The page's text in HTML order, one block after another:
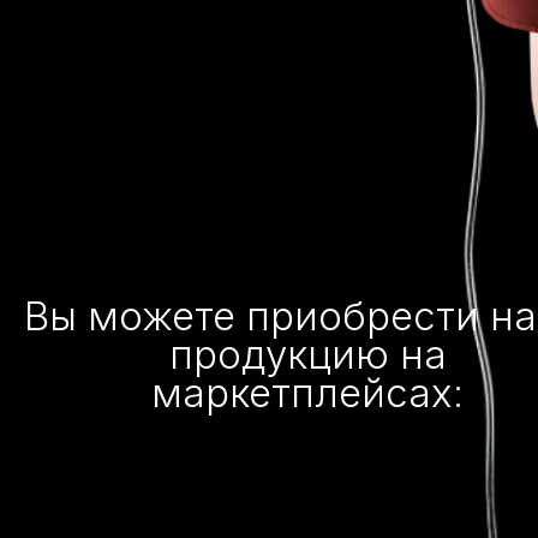
Вы можете приобрести
продукцию на
маркетплейсах: